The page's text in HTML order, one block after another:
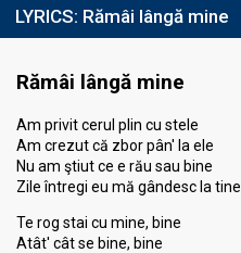
LYRICS: Rămâi lângă mine
Rămâi lângă mine
Am privit cerul plin cu stele
Am crezut că zbor pân' la ele
Nu am ştiut ce e rău sau bine
Zile întregi eu mă gândesc la tine
Te rog stai cu mine, bine
Atât' cât se bine, bine